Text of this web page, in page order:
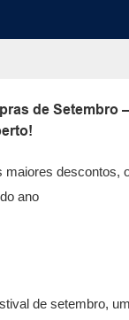
de Setembro
maiores descontos,
ano
de setembro,